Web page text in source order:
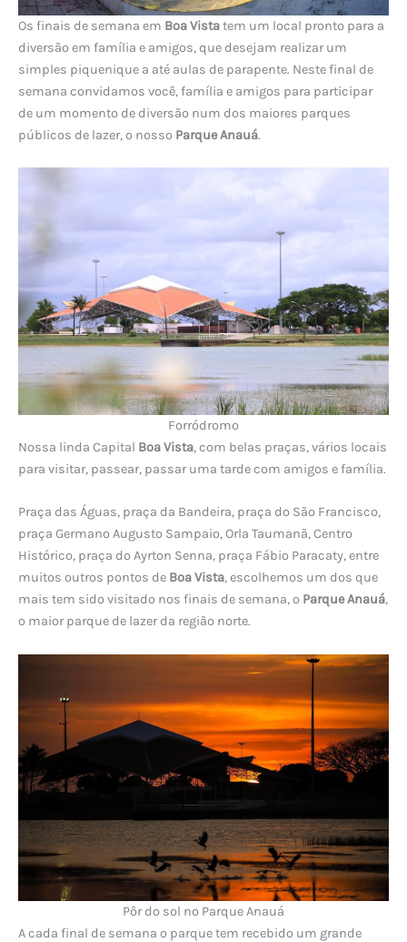
Os finais de semana em Boa Vistatem um local pronto para a
diversão em família e amigos, que desejam realizar um
simples piquenique a até aulas de parapente. Neste final de
semana convidamos você, família e amigos para participar
de um momento de diversão num dos maiores parques
públicos de lazer, o nosso Parque Anauá.
Forródromo
Nossa linda Capital Boa Vista, com belas praças, vários locais
para visitar, passear, passar uma tarde com amigos e família.
Praça das Águas, praça da Bandeira, praça do São Francisco,
praça Germano Augusto Sampaio, Orla Taumanã, Centro
Histórico, praça do Ayrton Senna, praça Fábio Paracaty, entre
muitos outros pontos de Boa Vista, escolhemos um dos que
mais tem sido visitado nos finais de semana, o Parque Anauá,
o maior parque de lazer da região norte.
Pôr do sol no Parque Anauá
A cada final de semana o parque tem recebido um grande